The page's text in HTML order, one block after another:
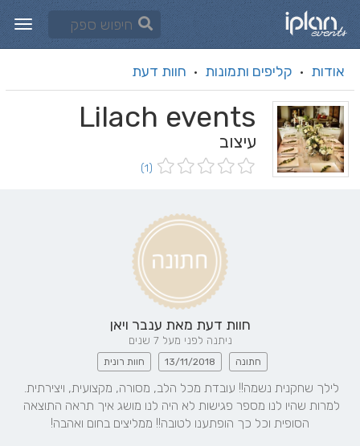
אודות · קליפים ותמונות · חוות דעת
Lilach events
עיצוב
(1)
חוות דעת מאת ענבר ויאן
ניתנה לפני מעל 7 שנים
חתונה 13/11/2018 חוות רונית
הסופית וכל כך הופתענו לטובה!! ממליצים בחום ואהבה!